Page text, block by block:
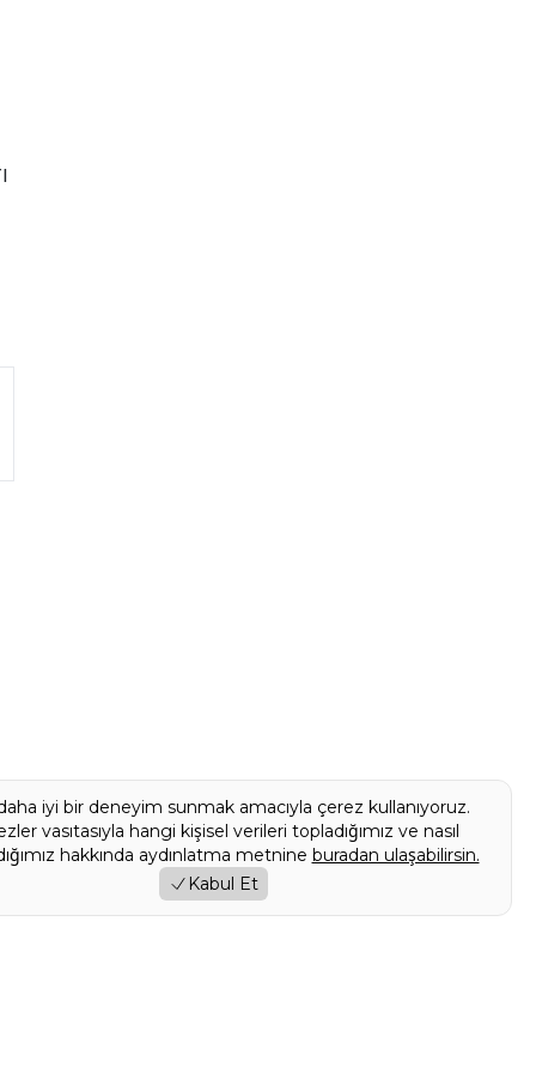
iyi bir deneyim sunmak amacıyla çerez kullanıyoruz.
vasıtasıyla hangi kişisel verileri topladığımız ve nasıl
hakkında aydınlatma metnine buradan ulaşabilirsin.
Kabul Et